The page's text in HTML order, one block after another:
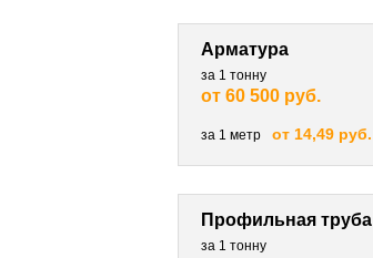
Арматура
за 1 тонну
от 60 500 руб.
за 1 метр от 14,49 руб.
Профильная труба
за 1 тонну